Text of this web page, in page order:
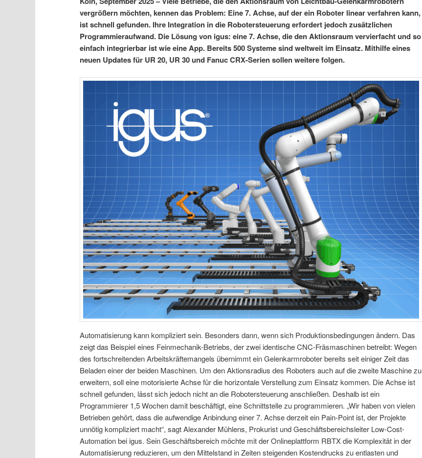
vergrößern möchten, kennen das Problem: Eine 7. Achse, auf der ein Roboter linear verfahren kann,
ist schnell gefunden. Ihre Integration in die Robotersteuerung erfordert jedoch zusätzlichen
Programmieraufwand. Die Lösung von igus: eine 7. Achse, die den Aktionsraum vervierfacht und so
einfach integrierbar ist wie eine App. Bereits 500 Systeme sind weltweit im Einsatz. Mithilfe eines
neuen Updates für UR 20, UR 30 und Fanuc CRX-Serien sollen weitere folgen.
Automatisierung kann kompliziert sein. Besonders dann, wenn sich Produktionsbedingungen ändern. Das
zeigt das Beispiel eines Feinmechanik-Betriebs, der zwei identische CNC-Fräsmaschinen betreibt: Wegen
des fortschreitenden Arbeitskräftemangels übernimmt ein Gelenkarmroboter bereits seit einiger Zeit das
Beladen einer der beiden Maschinen. Um den Aktionsradius des Roboters auch auf die zweite Maschine zu
erweitern, soll eine motorisierte Achse für die horizontale Verstellung zum Einsatz kommen. Die Achse ist
schnell gefunden, lässt sich jedoch nicht an die Robotersteuerung anschließen. Deshalb ist ein
Programmierer 1,5 Wochen damit beschäftigt, eine Schnittstelle zu programmieren. „Wir haben von vielen
Betrieben gehört, dass die aufwendige Anbindung einer 7. Achse derzeit ein Pain-Point ist, der Projekte
unnötig kompliziert macht“, sagt Alexander Mühlens, Prokurist und Geschäftsbereichsleiter Low-Cost-
Automation bei igus. Sein Geschäftsbereich möchte mit der Onlineplattform RBTX die Komplexität in der
Automatisierung reduzieren, um den Mittelstand in Zeiten steigenden Kostendrucks zu entlasten und